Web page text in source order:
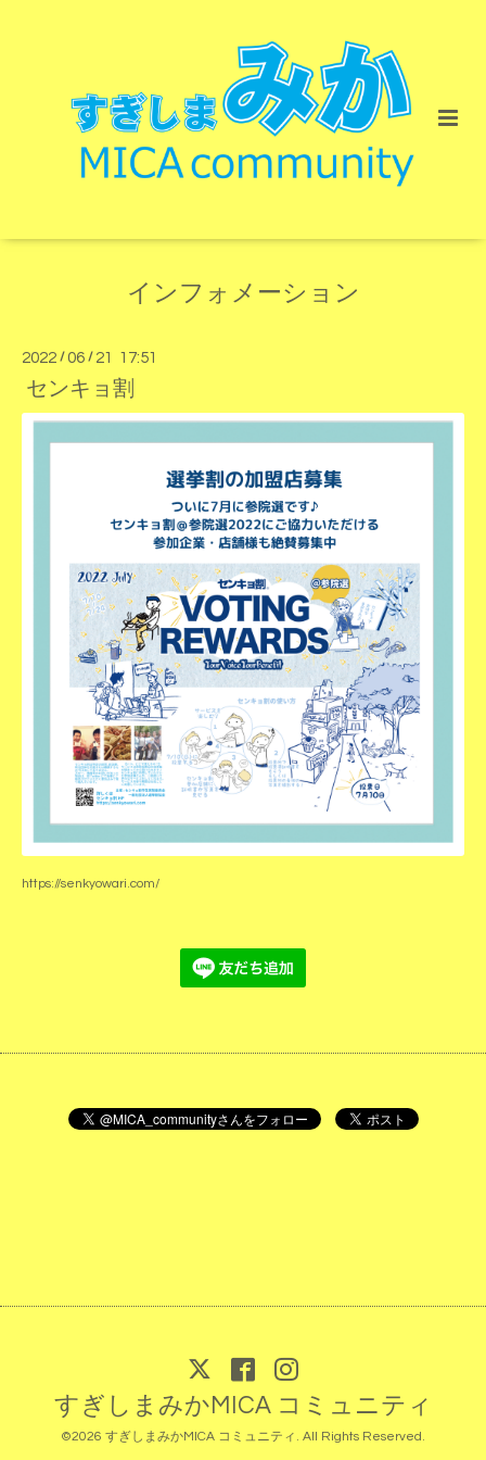
インフォメーション
2022 / 06 / 21 17:51
センキョ割
https://senkyowari.com/
すぎしまみかMICA コミュニティ
©2026 すぎしまみかMICA コミュニティ . All Rights Reserved.